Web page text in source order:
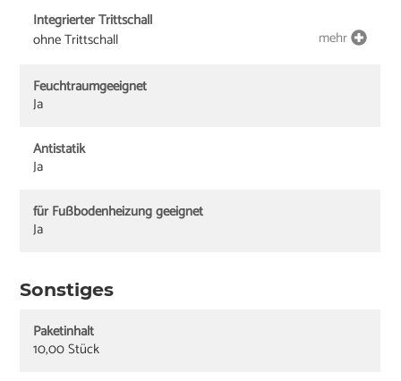
Integrierter Trittschall
ohne Trittschall
mehr
Feuchtraumgeeignet
Ja
Antistatik
Ja
für Fußbodenheizung geeignet
Ja
Sonstiges
Paketinhalt
10,00 Stück